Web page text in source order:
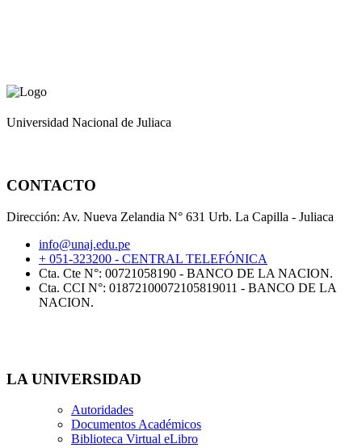
Universidad Nacional de Juliaca
CONTACTO
Dirección: Av. Nueva Zelandia N° 631 Urb. La Capilla - Juliaca
info@unaj.edu.pe
+ 051-323200 - CENTRAL TELEFÓNICA
Cta. Cte N°: 00721058190 - BANCO DE LA NACION.
Cta. CCI N°: 01872100072105819011 - BANCO DE LA
NACION.
LA UNIVERSIDAD
Autoridades
Documentos Académicos
Biblioteca Virtual eLibro